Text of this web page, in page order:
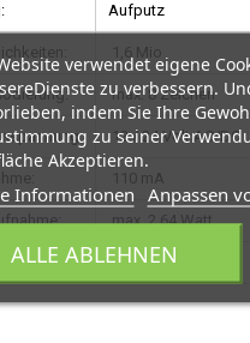
Aufputz
1,6 Mio
max. 8 Zeichen
12 / 24 Volt AC/DC
110 mA
max. 2,64 Watt
70 x 70 x 64 mm
verwendet eigene
zu verbessern.
indem Sie Ihre
zu seiner
Akzeptieren.
Informationen Anpassen
ALLE ABLEHNEN